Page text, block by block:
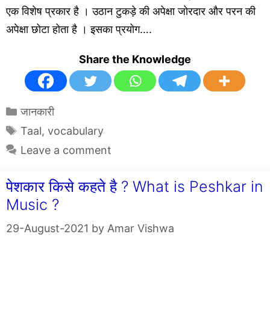
एक विशेष प्रकार है । उठान टुकड़े की अपेक्षा जोरदार और परन की
अपेक्षा छोटा होता है । इसका प्रयोग….
Share the Knowledge
Categories
जानकारी
Tags
Taal, vocabulary
Leave a comment
पेशकार किसे कहते है ? What is Peshkar in
Music ?
29-August-2021 by Amar Vishwa